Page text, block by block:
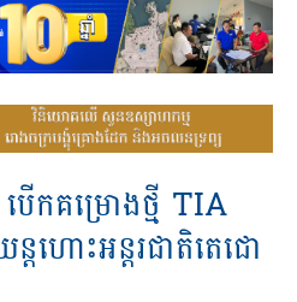
ើកគម្រោងថ្មី TIA
ហោះអន្តរជាតិតេជោ